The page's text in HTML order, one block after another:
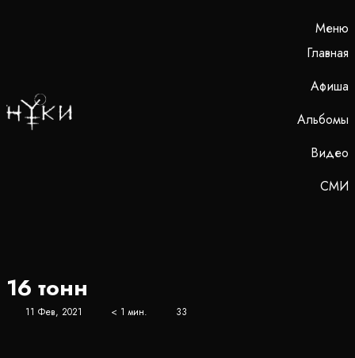
Меню
Главная
Афиша
Альбомы
Видео
СМИ
16 тонн
11 Фев, 2021 < 1 мин. 33